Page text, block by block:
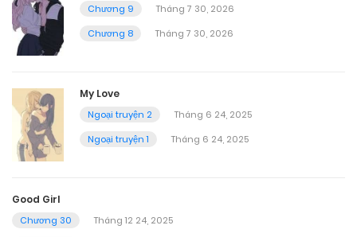
Chương 9
Tháng 7 30, 2026
Chương 8
Tháng 7 30, 2026
My Love
Ngoại truyện 2
Tháng 6 24, 2025
Ngoại truyện 1
Tháng 6 24, 2025
Good Girl
Chương 30
Tháng 12 24, 2025